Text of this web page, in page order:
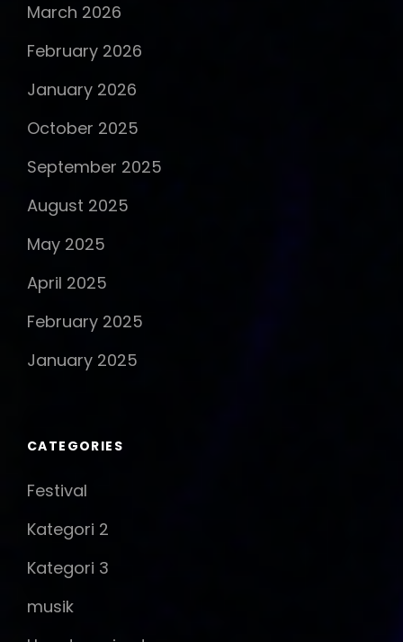
March 2026
February 2026
January 2026
October 2025
September 2025
August 2025
May 2025
April 2025
February 2025
January 2025
CATEGORIES
Festival
Kategori 2
Kategori 3
musik